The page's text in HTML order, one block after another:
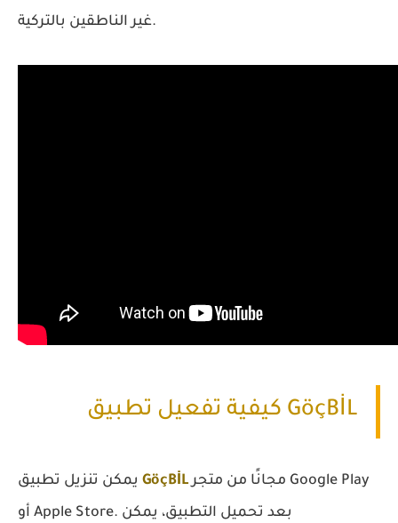
غير الناطقين بالتركية.
كيفية تفعيل تطبيق GöçBİL
GöçBİLمجانًا من متجر Google Play
أو Apple Store. بعد تحميل التطبيق، يمكن